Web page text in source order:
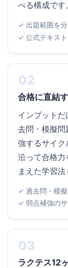
べる構成です。
✓ 出題範囲を
✓ 公式テキス
02
合格に直結
インプット
去問・模擬
強するサイ
沿って合格力
まえた学習法
✓ 過去問・模
✓ 弱点補強の
03
ラクテス12